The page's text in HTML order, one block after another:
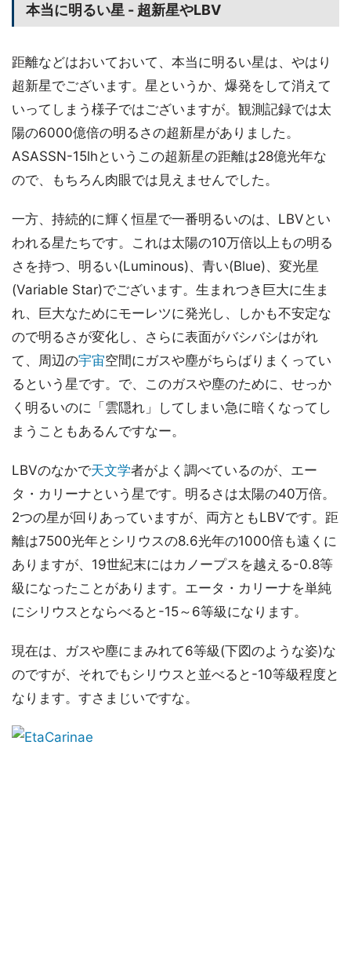
本当に明るい星 - 超新星やLBV
距離などはおいておいて、本当に明るい星は、やはり
超新星でございます。星というか、爆発をして消えて
いってしまう様子ではございますが。観測記録では太
陽の6000億倍の明るさの超新星がありました。
ASASSN-15lhというこの超新星の距離は28億光年な
ので、もちろん肉眼では見えませんでした。
一方、持続的に輝く恒星で一番明るいのは、LBVとい
われる星たちです。これは太陽の10万倍以上もの明る
さを持つ、明るい(Luminous)、青い(Blue)、変光星
(Variable Star)でございます。生まれつき巨大に生ま
れ、巨大なためにモーレツに発光し、しかも不安定な
ので明るさが変化し、さらに表面がバシバシはがれ
て、周辺の宇宙空間にガスや塵がちらばりまくってい
るという星です。で、このガスや塵のために、せっか
く明るいのに「雲隠れ」してしまい急に暗くなってし
まうこともあるんですなー。
LBVのなかで天文学者がよく調べているのが、エー
タ・カリーナという星です。明るさは太陽の40万倍。
2つの星が回りあっていますが、両方ともLBVです。距
離は7500光年とシリウスの8.6光年の1000倍も遠くに
ありますが、19世紀末にはカノープスを越える-0.8等
級になったことがあります。エータ・カリーナを単純
にシリウスとならべると-15～6等級になります。
現在は、ガスや塵にまみれて6等級(下図のような姿)な
のですが、それでもシリウスと並べると-10等級程度と
なります。すさまじいですな。